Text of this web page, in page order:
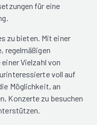
für eine
zu bieten. Mit einer
regelmäßigen
Vielzahl von
voll auf
Möglichkeit, an
Konzerte zu besuchen